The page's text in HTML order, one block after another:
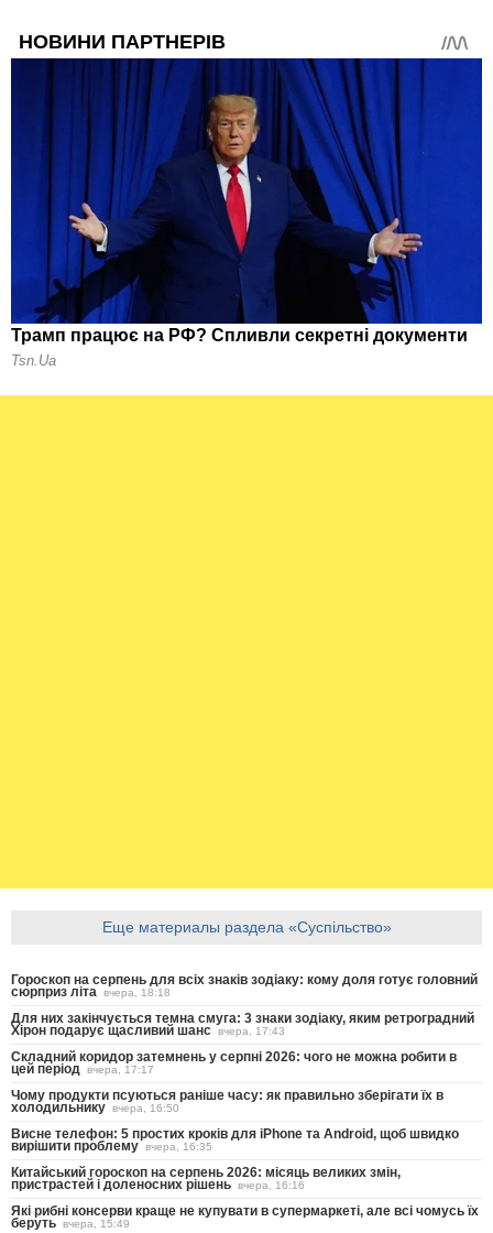
Еще материалы раздела «Суспільство»
Гороскоп на серпень для всіх знаків зодіаку: кому доля готує головний
сюрприз літа вчера, 18:18
Для них закінчується темна смуга: 3 знаки зодіаку, яким ретроградний
Хірон подарує щасливий шанс вчера, 17:43
Складний коридор затемнень у серпні 2026: чого не можна робити в
цей період вчера, 17:17
Чому продукти псуються раніше часу: як правильно зберігати їх в
холодильнику вчера, 16:50
Висне телефон: 5 простих кроків для iPhone та Android, щоб швидко
вирішити проблему вчера, 16:35
Китайський гороскоп на серпень 2026: місяць великих змін,
пристрастей і доленосних рішень вчера, 16:16
Які рибні консерви краще не купувати в супермаркеті, але всі чомусь їх
беруть вчера, 15:49